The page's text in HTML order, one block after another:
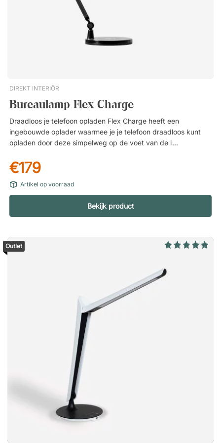
DIREKT INTERIÖR
Bureaulamp Flex Charge
Draadloos je telefoon opladen Flex Charge heeft een
ingebouwde oplader waarmee je je telefoon draadloos kunt
opladen door deze simpelweg op de voet van de lamp te
opladen direct aan het bureau, zonder gedoe met kabels! Je
telefoon moet wel draadloos opladen ondersteunen om deze
functie te gebruiken. Pas de lichtsterkte en kleurtemperatuur
aan De bureaulamp is voorzien van geïntegreerde LED-
verlichting met een levensduur van tot wel 30.000 uur. Je
kunt eenvoudig de lichtsterkte traploos instellen en kiezen uit
licht hebt, ongeacht het tijdstip van de dag of de taak die je
uitvoert. Specificaties Lichtinstellingen Geïntegreerde LED-
Traploze dimmer met geheugensfunctie. Verstelbare
kleurtemperatuur in drie niveaus (3000K, 4000K en 6000K).
Touchbediening om het licht te regelen. Armatuur Verstelbare
hoogte van circa 52 cm tot 78,5 cm. Verstelbare diepte van
circa 43 cm tot 86,5 cm. Draadloze Qi-oplader voor telefoon.
Drie LED-armen die in verschillende richtingen kunnen worden
gekanteld.De bureaulamp Flex Charge is meer dan alleen een
lichtbron. Met een reeks doordachte functies combineert ze
moderne technologie met maximaal gebruiksgemak. Perfect
licht voor elke gelegenheid. Draadloos opladen van je telefoon
via de lampvoet. Supereenvoudige touchbediening. Precies
verstelbaar voor gerichte verlichting. Een duurzame en
energiezuinige keuze! Altijd 10 jaar garantie.
€179
Artikel op voorraad
Bekijk product
Outlet